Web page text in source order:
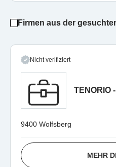
Firmen aus der
Nicht verifiziert
TENORIO
9400 Wolfsberg
MEHR